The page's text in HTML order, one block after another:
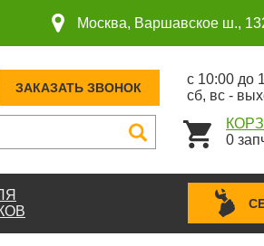
Москва, Варшавское ш.,
ЗАКАЗАТЬ ЗВОНОК
с 10:00 до
сб, вс -
0